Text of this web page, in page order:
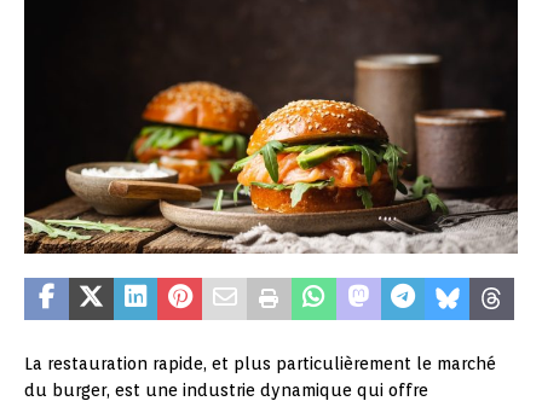
La restauration rapide, et plus particulièrement le marché
du burger, est une industrie dynamique qui offre